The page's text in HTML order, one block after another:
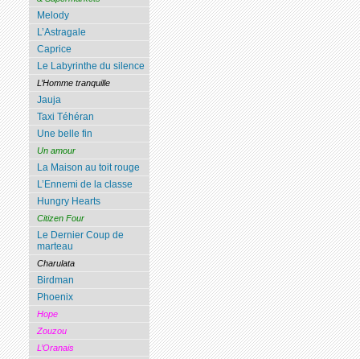
Melody
L’Astragale
Caprice
Le Labyrinthe du silence
L’Homme tranquille
Jauja
Taxi Téhéran
Une belle fin
Un amour
La Maison au toit rouge
L’Ennemi de la classe
Hungry Hearts
Citizen Four
Le Dernier Coup de
marteau
Charulata
Birdman
Phoenix
Hope
Zouzou
L’Oranais